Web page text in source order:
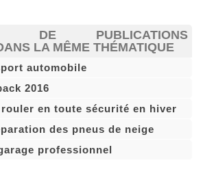
DE PUBLICATIONS
LA MÊME THÉMATIQUE
automobile
2016
en toute sécurité en hiver
des pneus de neige
professionnel